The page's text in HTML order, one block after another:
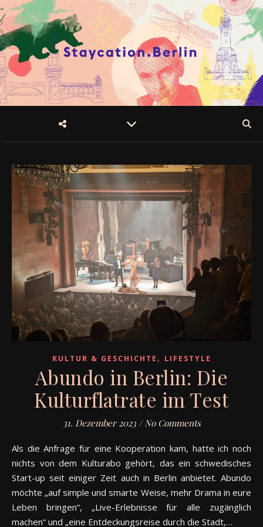
KULTUR & GESCHICHTE , LIFESTYLE
Abundo in Berlin: Die
Kulturflatrate im Test
31. Dezember 2023 / No Comments
Als die Anfrage für eine Kooperation kam, hatte ich noch
nichts von dem Kulturabo gehört, das ein schwedisches
Start-up seit einiger Zeit auch in Berlin anbietet. Abundo
möchte „auf simple und smarte Weise, mehr Drama in eure
Leben bringen“, „Live-Erlebnisse für alle zugänglich
machen“ und „eine Entdeckungsreise durch die Stadt,…